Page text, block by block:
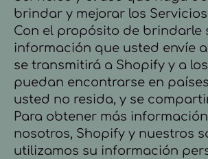
brindar y mejorar los
Con el propósito de brindarle
información que usted envíe
se transmitirá a Shopify y a
puedan encontrarse en
usted no resida, y se
Para obtener más
nosotros, Shopify y nuestros
utilizamos su información